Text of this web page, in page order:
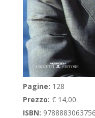
Pagine: 128
Prezzo: € 14,00
ISBN: 9788883063756